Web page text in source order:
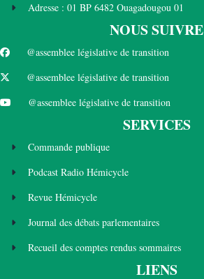
Adresse : 01 BP 6482 Ouagadougou 01
NOUS SUIVRE
@assemblee législative de transition
@assemblee législative de transition
@assemblee législative de transition
SERVICES
Commande publique
Podcast Radio Hémicycle
Revue Hémicycle
Journal des débats parlementaires
Recueil des comptes rendus sommaires
LIENS